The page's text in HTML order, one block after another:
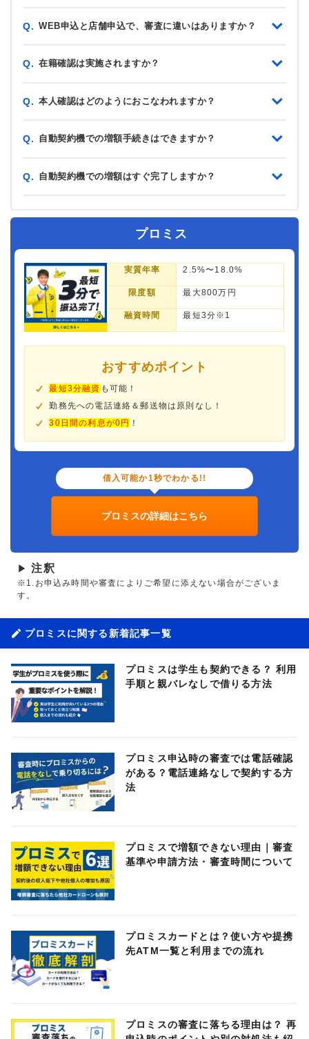
Q. WEB申込と店舗申込で、審査に違いはありますか？
Q. 在籍確認は実施されますか？
Q. 本人確認はどのようにおこなわれますか？
Q. 自動契約機での増額手続きはできますか？
Q. 自動契約機での増額はすぐ完了しますか？
プロミス
実質年率 2.5%〜18.0%
限度額 最大800万円
融資時間 最短3分※1
おすすめポイント
最短3分融資 も可能！
勤務先への電話連絡＆郵送物は原則なし！
30日間の利息が0円 ！
借入可能か1秒でわかる!!
プロミスの詳細はこちら
▶ 注釈
※1.お申込み時間や審査によりご希望に添えない場合がございま
す。
プロミスに関する新着記事一覧
プロミスは学生も契約できる？ 利用
手順と親バレなしで借りる方法
プロミス申込時の審査では電話確認
がある？電話連絡なしで契約する方
法
プロミスで増額できない理由｜審査
基準や申請方法・審査時間について
プロミスカードとは？使い方や提携
先ATM一覧と利用までの流れ
プロミスの審査に落ちる理由は？ 再